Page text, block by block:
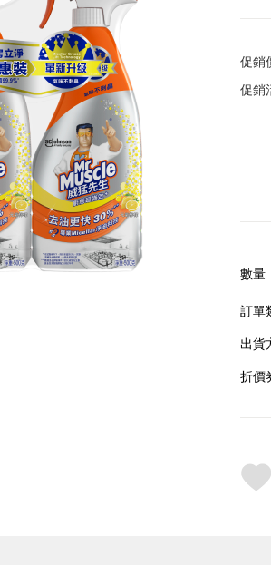
促銷
促銷
數量
訂單
出貨
折價